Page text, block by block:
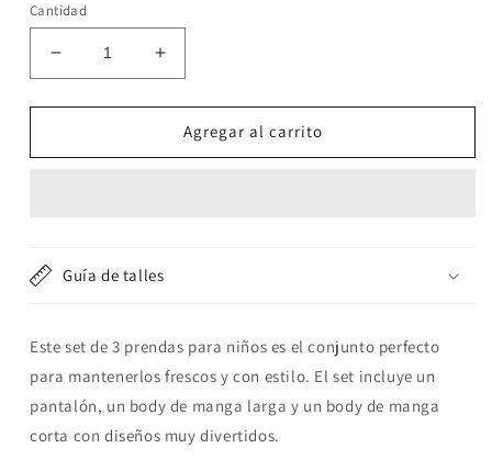
Cantidad
Reducir
cantidad
para
3
de
y
corta
Aumentar
cantidad
para
Set
3
de
y
manga
corta
Agregar al carrito
Guía de talles
Este set de 3 prendas para niños es el conjunto perfecto
para mantenerlos frescos y con estilo. El set incluye un
pantalón, un body de manga larga y un body de manga
corta con diseños muy divertidos.